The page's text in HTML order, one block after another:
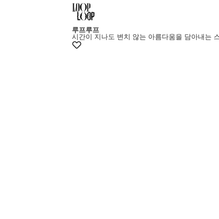
루프루프
시간이 지나도 변치 않는 아름다움을 담아내는